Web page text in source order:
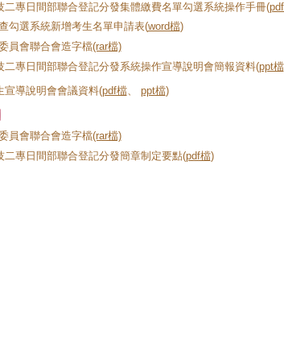
二專日間部聯合登記分發集體繳費名單勾選系統操作手冊(
勾選系統新增考生名單申請表(word檔)
員會聯合會造字檔(rar檔)
二專日間部聯合登記分發系統操作宣導說明會簡報資料(ppt檔
宣導說明會會議資料(pdf檔、 ppt檔)
員會聯合會造字檔(rar檔)
二專日間部聯合登記分發簡章制定要點(pdf檔)